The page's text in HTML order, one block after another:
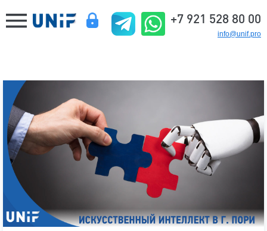
+7 921 528 80 00
info@unif.pro